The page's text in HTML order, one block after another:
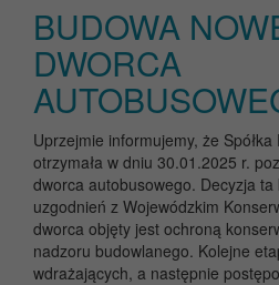
BUDOWA
DWORCA
Uprzejmie informujemy, że Spółka
otrzymała w dniu 30.01.2025 r.
dworca autobusowego. Decyzja ta
uzgodnień z Wojewódzkim
dworca objęty jest ochroną
nadzoru budowlanego. Kolejne
wdrażających, a następnie